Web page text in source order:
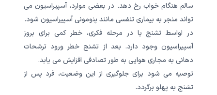
سالم هنگام خواب رخ دهد. در بعضی موارد، آسپیراسیون می
تواند منجر به بیماری تنفسی مانند پنومونی آسپیراسیون شود.
در اواسط تشنج یا در مرحله فکری، خطر کمی برای بروز
آسپیراسیون وجود دارد. بعد از تشنج خطر ورود ترشحات
دهانی به مجاری هوایی به طور تصادفی افزایش می یابد.
توصیه می شود برای جلوگیری از این وضعیت، فرد پس از
تشنج به پهلو برگردد.